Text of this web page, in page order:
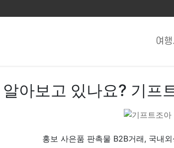
여
아보고 있나요? 기
홍보 사은품 판촉물 B2B거래, 국내